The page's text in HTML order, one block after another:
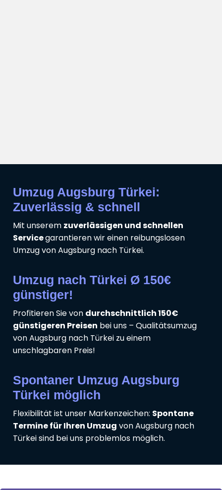
Umzug Augsburg Türkei:
Zuverlässig & schnell
Mit unserem zuverlässigen und schnellen
Servicegarantieren wir einen reibungslosen
Umzug von Augsburg nach Türkei.
Umzug nach Türkei Ø 150€
günstiger!
Profitieren Sie von durchschnittlich 150€
günstigeren Preisen bei uns – Qualitätsumzug
von Augsburg nach Türkei zu einem
unschlagbaren Preis!
Spontaner Umzug Augsburg
Türkei möglich
Flexibilität ist unser Markenzeichen: Spontane
Termine für Ihren Umzug von Augsburg nach
Türkei sind bei uns problemlos möglich.